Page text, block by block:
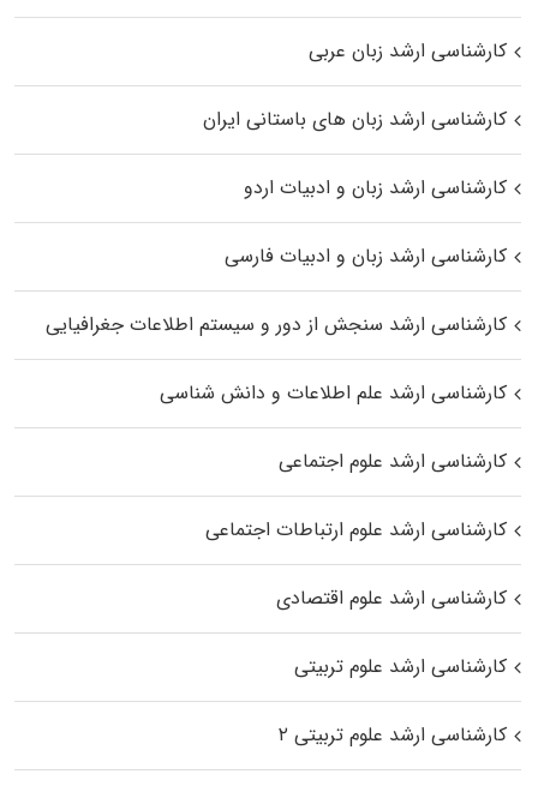
کارشناسی ارشد زبان عربی
کارشناسی ارشد زبان‌ های باستانی ایران
کارشناسی ارشد زبان و ادبیات اردو
کارشناسی ارشد زبان و ادبیات فارسی
کارشناسی ارشد سنجش از دور و سیستم اطلاعات جغرافیایی
کارشناسی ارشد علم اطلاعات و دانش شناسی
کارشناسی ارشد علوم اجتماعی
کارشناسی ارشد علوم ارتباطات اجتماعی
کارشناسی ارشد علوم اقتصادی
کارشناسی ارشد علوم تربیتی
کارشناسی ارشد علوم تربیتی ۲